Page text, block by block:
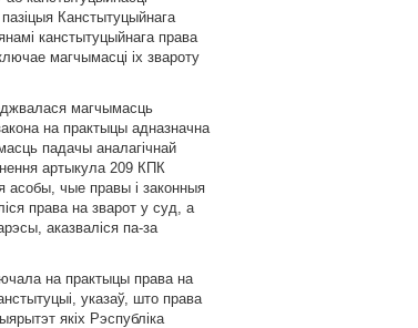
Канстытуцыйнага
канстытуцыйнага права
магчымасцi iх звароту
магчымасць
на практыцы адназначна
падачы аналагiчнай
артыкула 209 КПК
асобы, чые правы i законныя
права на зварот у суд, а
аказвалiся па-за
на практыцы права на
указаў, што права
якiх Рэспублiка